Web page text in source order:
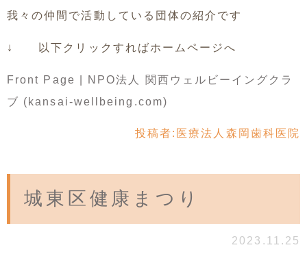
我々の仲間で活動している団体の紹介です
↓ 以下クリックすればホームページへ
Front Page | NPO法人 関西ウェルビーイングクラ
ブ (kansai-wellbeing.com)
投稿者: 医療法人森岡歯科医院
城東区健康まつり
2023.11.25